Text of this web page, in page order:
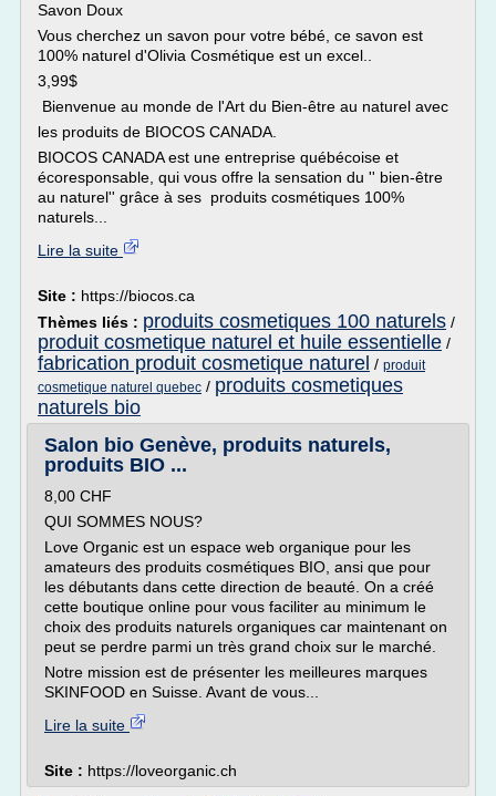
Savon Doux
Vous cherchez un savon pour votre bébé, ce savon est
100% naturel d'Olivia Cosmétique est un excel..
3,99$
Bienvenue au monde de l'Art du Bien-être au naturel avec
les produits de BIOCOS CANADA.
BIOCOS CANADA est une entreprise québécoise et
écoresponsable, qui vous offre la sensation du '' bien-être
au naturel'' grâce à ses produits cosmétiques 100%
naturels...
Lire la suite
Site : https://biocos.ca
Thèmes liés : produits cosmetiques 100 naturels /
produit cosmetique naturel et huile essentielle /
fabrication produit cosmetique naturel / produit
cosmetique naturel quebec / produits cosmetiques
naturels bio
Salon bio Genève, produits naturels,
produits BIO ...
8,00 CHF
QUI SOMMES NOUS?
Love Organic est un espace web organique pour les
amateurs des produits cosmétiques BIO, ansi que pour
les débutants dans cette direction de beauté. On a créé
cette boutique online pour vous faciliter au minimum le
choix des produits naturels organiques car maintenant on
peut se perdre parmi un très grand choix sur le marché.
Notre mission est de présenter les meilleures marques
SKINFOOD en Suisse. Avant de vous...
Lire la suite
Site : https://loveorganic.ch